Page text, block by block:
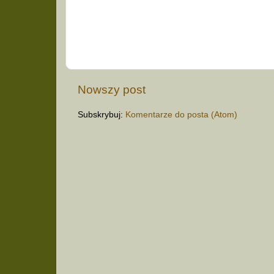
Nowszy post
Subskrybuj: Komentarze do posta (Atom)